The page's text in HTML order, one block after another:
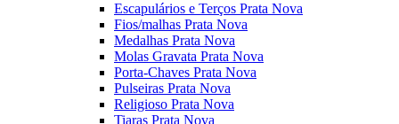
Escapulários e Terços Prata Nova
Fios/malhas Prata Nova
Medalhas Prata Nova
Molas Gravata Prata Nova
Porta-Chaves Prata Nova
Pulseiras Prata Nova
Religioso Prata Nova
Tiaras Prata Nova